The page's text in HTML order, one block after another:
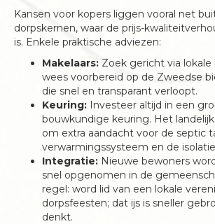
Kansen voor kopers liggen vooral net
dorpskernen, waar de prijs-
is. Enkele praktische adviezen:
Makelaars: Zoek gericht via
wees voorbereid op de Zweedse
die snel en transparant verloopt.
Keuring: Investeer altijd in een
bouwkundige keuring. Het
om extra aandacht voor de septic
verwarmingssysteem en de
Integratie: Nieuwe bewoners
snel opgenomen in de
regel: word lid van een lokale
dorpsfeesten; dat ijs is sneller
denkt.